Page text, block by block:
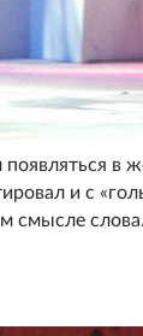
в
и с
смысле слова.